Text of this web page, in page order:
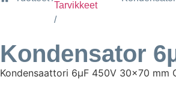
Tarvikkeet
/
Kondensator
Kondensaattori 6µF 450V 30×70 mm